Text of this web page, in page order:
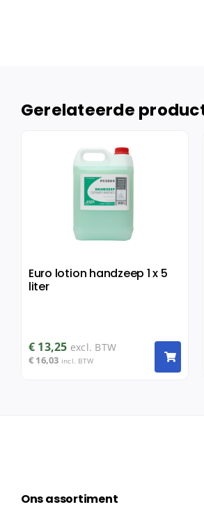
Gerelateerde
Euro lotion handzeep 1 x 5
liter
€ 13,25 excl. BTW
€ 16,03 incl. BTW
Ons assortiment